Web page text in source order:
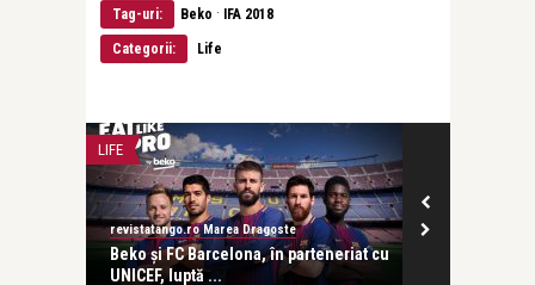
Tag-uri: Beko · IFA 2018
Categorii: Life
LIFE
revistatango.ro Marea Dragoste
Beko și FC Barcelona, în parteneriat cu
UNICEF, luptă ...